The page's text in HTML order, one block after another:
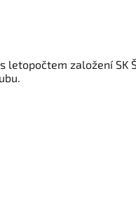
letopočtem založení SK